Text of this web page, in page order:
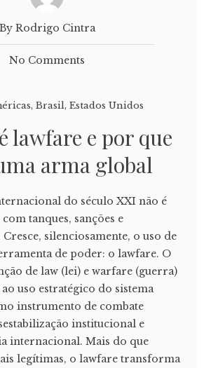
By Rodrigo Cintra
No Comments
, Brasil, Estados Unidos
lawfare e por que
arma global
do século XXI não é
tanques, sanções e
silenciosamente, o uso de
de poder: o lawfare. O
de law (lei) e warfare (guerra)
uso estratégico do sistema
instrumento de combate
institucional e
internacional. Mais do que
legítimas, o lawfare transforma